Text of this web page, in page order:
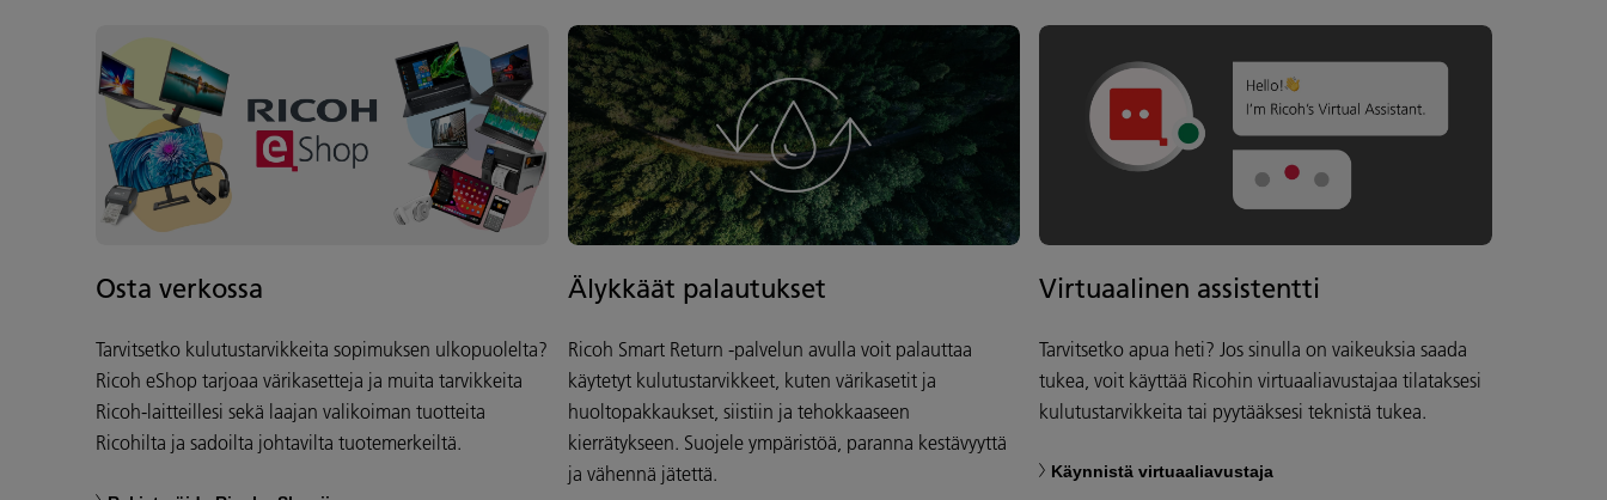
Osta verkossa
Tarvitsetko kulutustarvikkeita sopimuksen ulkopuolelta?
Ricoh eShop tarjoaa värikasetteja ja muita tarvikkeita
Ricoh-laitteillesi sekä laajan valikoiman tuotteita
Ricohilta ja sadoilta johtavilta tuotemerkeiltä.
Älykkäät palautukset
Ricoh Smart Return -palvelun avulla voit palauttaa
käytetyt kulutustarvikkeet, kuten värikasetit ja
huoltopakkaukset, siistiin ja tehokkaaseen
kierrätykseen. Suojele ympäristöä, paranna kestävyyttä
ja vähennä jätettä.
Virtuaalinen assistentti
Tarvitsetko apua heti? Jos sinulla on vaikeuksia saada
tukea, voit käyttää Ricohin virtuaaliavustajaa tilataksesi
kulutustarvikkeita tai pyytääksesi teknistä tukea.
Käynnistä virtuaaliavustaja